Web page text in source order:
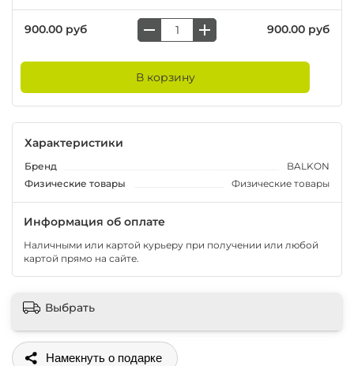
900.00 руб 900.00 руб
В корзину
Характеристики
Бренд
BALKON
Физические товары
Физические товары
Информация об оплате
Наличными или картой курьеру при получении или любой
картой прямо на сайте.
Выбрать
Поделиться